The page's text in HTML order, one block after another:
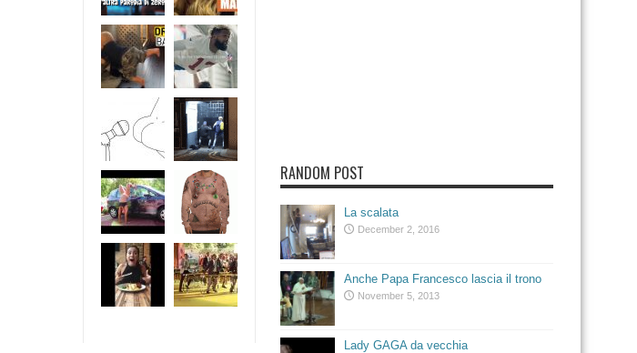
RANDOM POST
La scalata
December 2, 2016
Anche Papa Francesco lascia il trono
November 5, 2013
Lady GAGA da vecchia